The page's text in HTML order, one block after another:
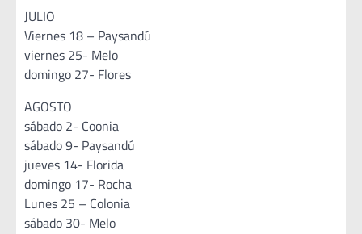
JULIO
Viernes 18 – Paysandú
viernes 25- Melo
domingo 27- Flores
AGOSTO
sábado 2- Coonia
sábado 9- Paysandú
jueves 14- Florida
domingo 17- Rocha
Lunes 25 – Colonia
sábado 30- Melo